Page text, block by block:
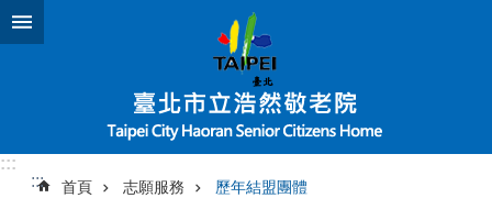
跳到主要內容區塊
:::
:::
首頁 志願服務 歷年結盟團體